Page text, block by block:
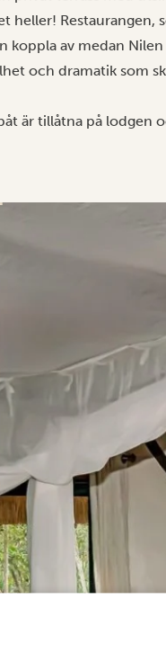
heller! Restaurangen,
koppla av medan
och dramatik som
är tillåtna på lodgen